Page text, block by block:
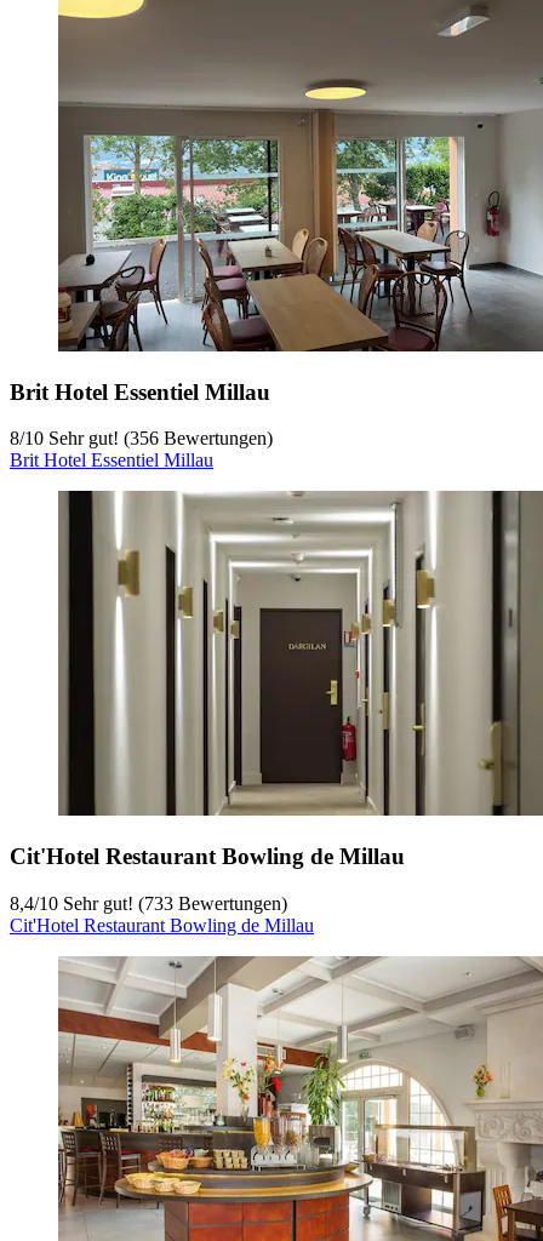
Brit Hotel Essentiel Millau
8/10 Sehr gut! (356 Bewertungen)
Brit Hotel Essentiel Millau
Cit'Hotel Restaurant Bowling de Millau
8,4/10 Sehr gut! (733 Bewertungen)
Cit'Hotel Restaurant Bowling de Millau